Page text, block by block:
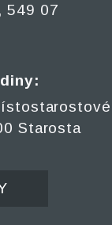
549 07
Starosta